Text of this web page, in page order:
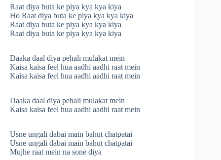
Raat diya buta ke piya kya kya kiya
Ho Raat diya buta ke piya kya kya kiya
Raat diya buta ke piya kya kya kiya
Raat diya buta ke piya kya kya kiya
Daaka daal diya pehali mulakat mein
Kaisa kaisa feel hua aadhi aadhi raat mein
Kaisa kaisa feel hua aadhi aadhi raat mein
Daaka daal diya pehali mulakat mein
Kaisa kaisa feel hua aadhi aadhi raat mein
Usne ungali dabai main bahut chatpatai
Usne ungali dabai main bahut chatpatai
Mujhe raat mein na sone diya